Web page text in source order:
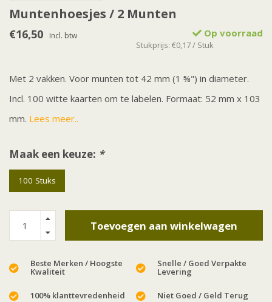
Muntenhoesjes / 2 Munten
€16,50 Incl. btw Op voorraad
Stukprijs: €0,17 / Stuk
Met 2 vakken. Voor munten tot 42 mm (1 ⅝") in diameter.
Incl. 100 witte kaarten om te labelen. Formaat: 52 mm x 103
mm. Lees meer..
Maak een keuze: *
100 Stuks
Toevoegen aan winkelwagen
Beste Merken / Hoogste
Kwaliteit
Snelle / Goed Verpakte
Levering
100% klanttevredenheid Niet Goed / Geld Terug